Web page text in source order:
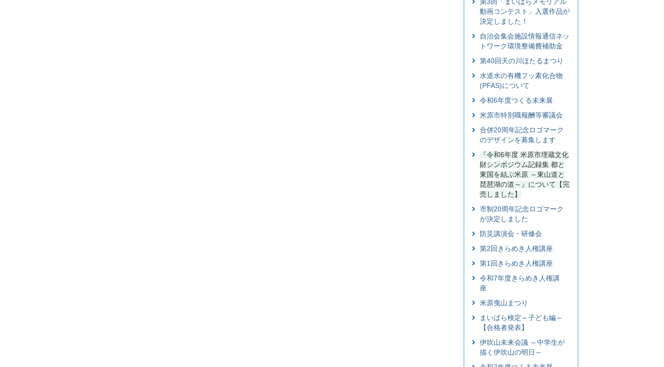
第3回「まいばらメモリアル
動画コンテスト」入選作品が
決定しました！
自治会集会施設情報通信ネッ
トワーク環境整備費補助金
第40回天の川ほたるまつり
水道水の有機フッ素化合物
(PFAS)について
令和6年度つくる未来展
米原市特別職報酬等審議会
合併20周年記念ロゴマーク
のデザインを募集します
『令和6年度 米原市埋蔵文化
財シンポジウム記録集 都と
東国を結ぶ米原 ～東山道と
琵琶湖の道～』について【完
売しました】
市制20周年記念ロゴマーク
が決定しました
防災講演会・研修会
第2回きらめき人権講座
第1回きらめき人権講座
令和7年度きらめき人権講
座
米原曳山まつり
まいばら検定～子ども編～
【合格者発表】
伊吹山未来会議 ～中学生が
描く伊吹山の明日～